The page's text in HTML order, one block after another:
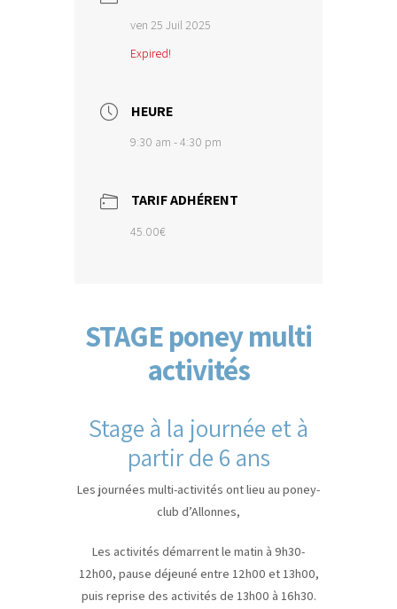
ven 25 Juil 2025
Expired!
HEURE
9:30 am - 4:30 pm
TARIF ADHÉRENT
45.00€
STAGE poney multi
activités
Stage à la journée et à
partir de 6 ans
Les journées multi-activités ont lieu au poney-
club d’Allonnes,
Les activités démarrent le matin à 9h30-
12h00, pause déjeuné entre 12h00 et 13h00,
puis reprise des activités de 13h00 à 16h30.